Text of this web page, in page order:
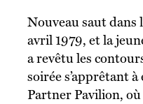
Nouveau saut dans le temps. Nous voici le 9
avril 1979, et la
a revêtu les
soirée s’apprêtant
Partner Pavilion, où